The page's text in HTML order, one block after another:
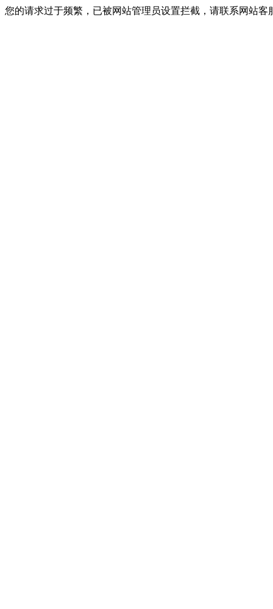
您的请求过于频繁，已被网站管理员设置拦截，请联系网站客